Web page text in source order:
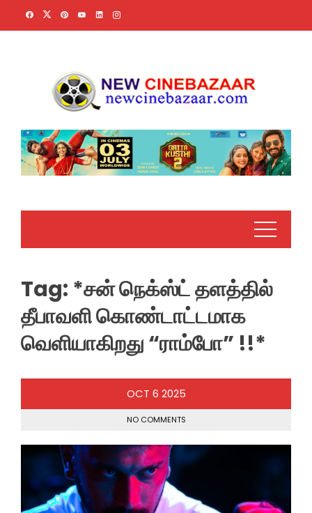
Tag: *சன் நெக்ஸ்ட் தளத்தில்
தீபாவளி கொண்டாட்டமாக
வெளியாகிறது “ராம்போ” !!*
OCT 6 2025
NO COMMENTS